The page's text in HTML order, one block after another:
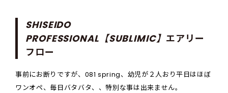
SHISEIDO
PROFESSIONAL【SUBLIMIC】 エアリー
フロー
事前にお断りですが、081 spring、幼児が２人おり平日はほぼ
ワンオペ、毎日バタバタ、、特別な事は出来ません。